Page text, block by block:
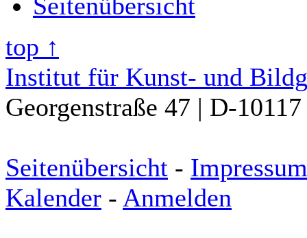
top ↑
Institut für Kunst- und
Georgenstraße 47 | D-
Seitenübersicht - Impressum
Kalender - Anmelden